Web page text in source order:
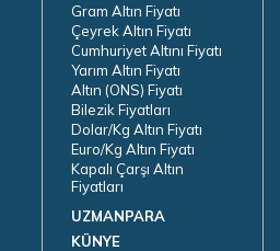
Gram Altın Fiyatı
Çeyrek Altın Fiyatı
Cumhuriyet Altını Fiyatı
Yarım Altın Fiyatı
Altın (ONS) Fiyatı
Bilezik Fiyatları
Dolar/Kg Altın Fiyatı
Euro/Kg Altın Fiyatı
Kapalı Çarşı Altın
Fiyatları
UZMANPARA
KÜNYE